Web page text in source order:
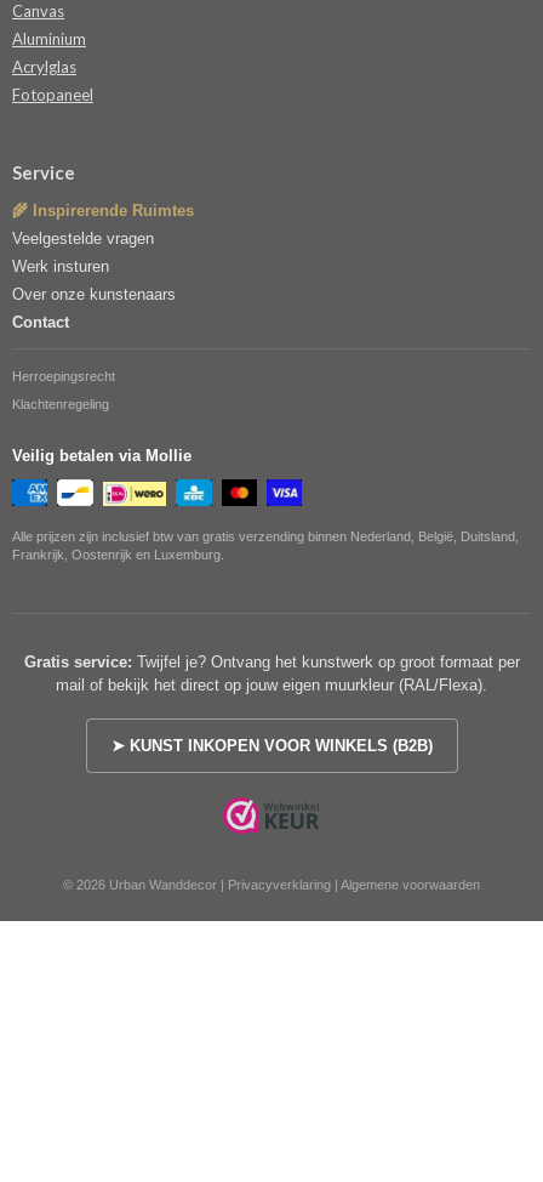
Canvas
Aluminium
Acrylglas
Fotopaneel
Service
🌾 Inspirerende Ruimtes
Veelgestelde vragen
Werk insturen
Over onze kunstenaars
Contact
Herroepingsrecht
Klachtenregeling
Veilig betalen via Mollie
Alle prijzen zijn inclusief btw van gratis verzending binnen Nederland, België, Duitsland,
Frankrijk, Oostenrijk en Luxemburg.
Gratis service: Twijfel je? Ontvang het kunstwerk op groot formaat per
mail of bekijk het direct op jouw eigen muurkleur (RAL/Flexa).
➤ KUNST INKOPEN VOOR WINKELS (B2B)
© 2026 Urban Wanddecor | Privacyverklaring | Algemene voorwaarden